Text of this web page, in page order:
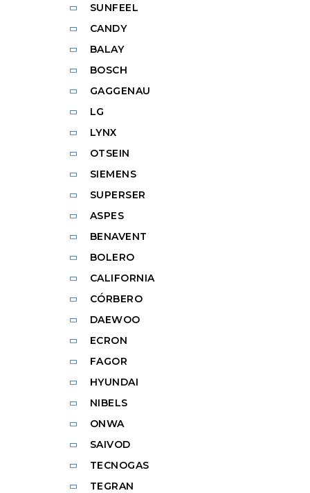
SUNFEEL
CANDY
BALAY
BOSCH
GAGGENAU
LG
LYNX
OTSEIN
SIEMENS
SUPERSER
ASPES
BENAVENT
BOLERO
CALIFORNIA
CÓRBERO
DAEWOO
ECRON
FAGOR
HYUNDAI
NIBELS
ONWA
SAIVOD
TECNOGAS
TEGRAN